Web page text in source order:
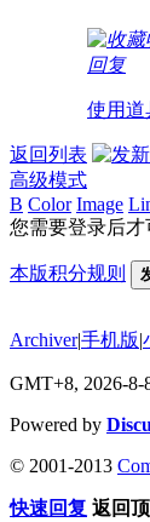
回复
使用道
返回列表
高级模式
B Color Image
您需要登录后才
本版积分规则
Archiver|手机版|
GMT+8, 2026-8-
Powered by
© 2001-2013
快速回复 返回